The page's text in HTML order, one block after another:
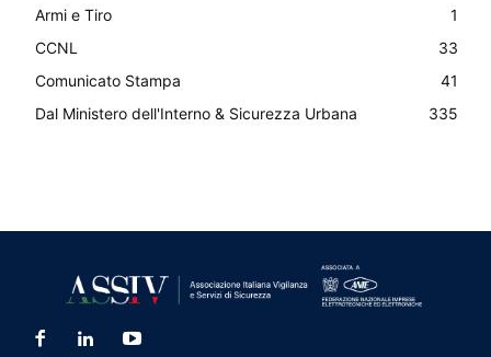
Armi e Tiro
1
CCNL
33
Comunicato Stampa
41
Dal Ministero dell'Interno & Sicurezza Urbana
335